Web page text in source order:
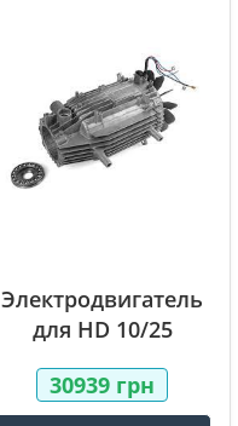
Электродвигатель
для HD 10/25
30939 грн